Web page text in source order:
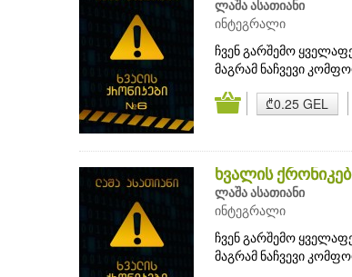
ლაშა ასათიანი
ინტეგრალი
ჩვენ გარშემო
მაგრამ ნაჩვევი
₾0.25 GEL
ხვალის
ლაშა ასათიანი
ინტეგრალი
ჩვენ გარშემო
მაგრამ ნაჩვევი